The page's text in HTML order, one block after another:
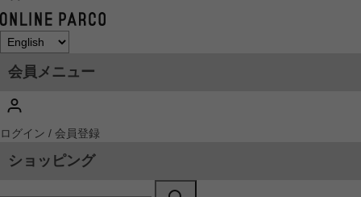
会員メニュー
ログイン / 会員登録
ショッピング